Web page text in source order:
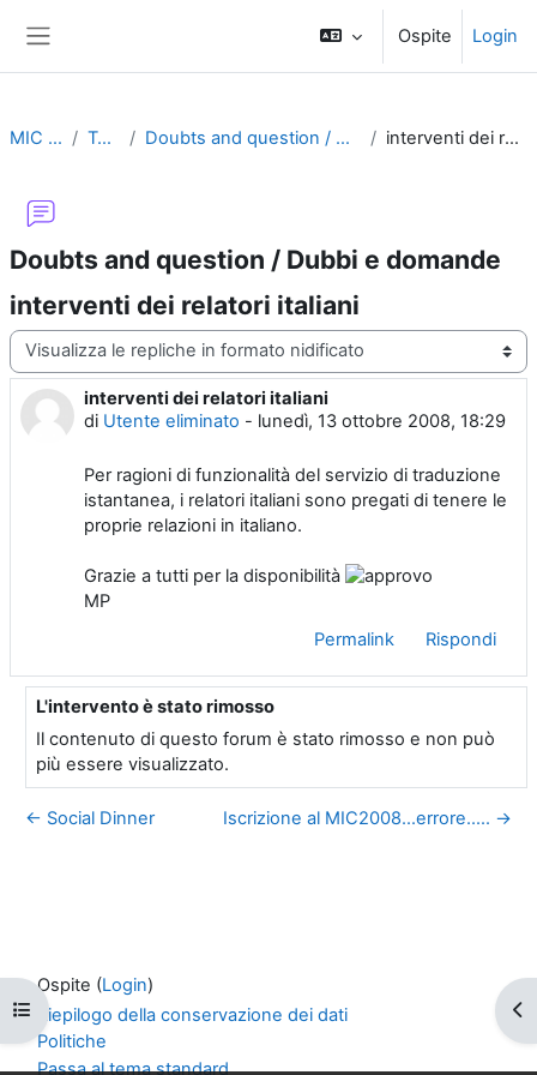
Ospite Login
Apri indice del corso
MIC 2008 Topic 1 Doubts and question / Dubbi e domande interventi dei relatori italiani
Doubts and question / Dubbi e domande
interventi dei relatori italiani
Modalità visualizzazione
interventi dei relatori italiani
di Utente eliminato - lunedì, 13 ottobre 2008, 18:29
Numero di risposte: 1
Per ragioni di funzionalità del servizio di traduzione
istantanea, i relatori italiani sono pregati di tenere le
proprie relazioni in italiano.
Grazie a tutti per la disponibilità
MP
Permalink
Rispondi
In riposta a Utente eliminato
L'intervento è stato rimosso
Il contenuto di questo forum è stato rimosso e non può
più essere visualizzato.
← Social Dinner Iscrizione al MIC2008...errore..... →
Ospite (Login)
Riepilogo della conservazione dei dati
Politiche
Passa al tema standard